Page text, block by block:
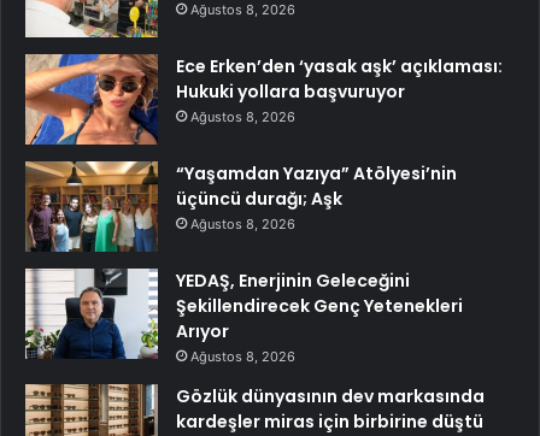
Ağustos 8, 2026
Ece Erken’den ‘yasak aşk’ açıklaması:
Hukuki yollara başvuruyor
Ağustos 8, 2026
“Yaşamdan Yazıya” Atölyesi’nin
üçüncü durağı; Aşk
Ağustos 8, 2026
YEDAŞ, Enerjinin Geleceğini
Şekillendirecek Genç Yetenekleri
Arıyor
Ağustos 8, 2026
Gözlük dünyasının dev markasında
kardeşler miras için birbirine düştü